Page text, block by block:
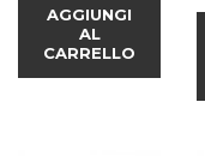
AGGIUNGI
AL
CARRELLO